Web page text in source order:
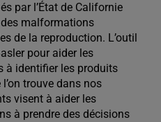
par l’État de Californie
malformations
de la reproduction. L’outil
pour aider les
à identifier les produits
trouve dans nos
visent à aider les
à prendre des décisions